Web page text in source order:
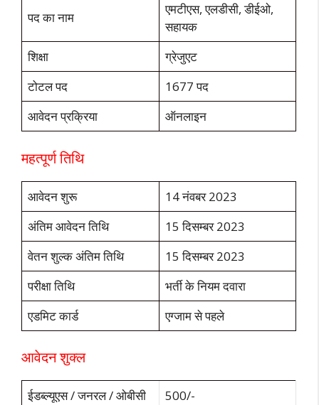
पद का नाम
एमटीएस, एलडीसी, डीईओ,
सहायक
शिक्षा
ग्रेजुएट
टोटल पद
1677 पद
आवेदन प्रक्रिया
ऑनलाइन
महत्पूर्ण तिथि
आवेदन शुरू
14 नंवबर 2023
अंतिम आवेदन तिथि
15 दिसम्बर 2023
वेतन शुल्क अंतिम तिथि
15 दिसम्बर 2023
परीक्षा तिथि
भर्ती के नियम दवारा
एडमिट कार्ड
एग्जाम से पहले
आवेदन शुक्ल
ईडब्ल्यूएस / जनरल / ओबीसी
500/-